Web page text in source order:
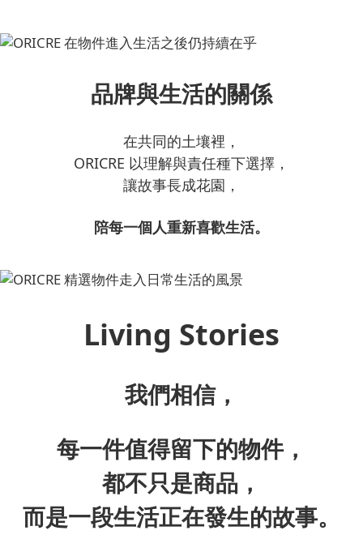
品牌與生活的關係
在共同的土壤裡，
ORICRE 以理解與責任種下選擇，
讓故事長成花園，
陪每一個人重新喜歡生活。
Living Stories
我們相信，
每一件值得留下的物件，
都不只是商品，
而是一段生活正在發生的故事。